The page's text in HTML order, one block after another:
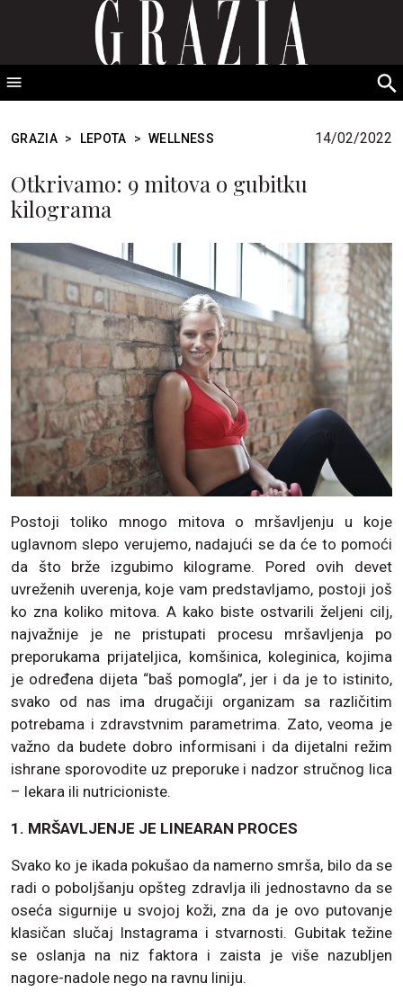
GRAZIA Srbija
GRAZIA > LEPOTA > WELLNESS 14/02/2022
Otkrivamo: 9 mitova o gubitku
kilograma
Postoji toliko mnogo mitova o mršavljenju u koje
uglavnom slepo verujemo, nadajući se da će to pomoći
da što brže izgubimo kilograme. Pored ovih devet
uvreženih uverenja, koje vam predstavljamo, postoji još
ko zna koliko mitova. A kako biste ostvarili željeni cilj,
najvažnije je ne pristupati procesu mršavljenja po
preporukama prijateljica, komšinica, koleginica, kojima
je određena dijeta “baš pomogla”, jer i da je to istinito,
svako od nas ima drugačiji organizam sa različitim
potrebama i zdravstvnim parametrima. Zato, veoma je
važno da budete dobro informisani i da dijetalni režim
ishrane sporovodite uz preporuke i nadzor stručnog lica
– lekara ili nutricioniste.
1. MRŠAVLJENJE JE LINEARAN PROCES
Svako ko je ikada pokušao da namerno smrša, bilo da se
radi o poboljšanju opšteg zdravlja ili jednostavno da se
oseća sigurnije u svojoj koži, zna da je ovo putovanje
klasičan slučaj Instagrama i stvarnosti. Gubitak težine
se oslanja na niz faktora i zaista je više nazubljen
nagore-nadole nego na ravnu liniju.